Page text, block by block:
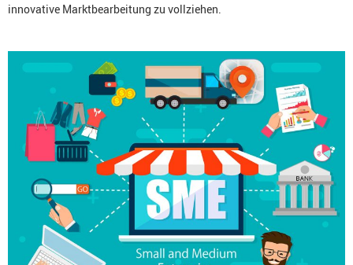
innovative Marktbearbeitung zu vollziehen.